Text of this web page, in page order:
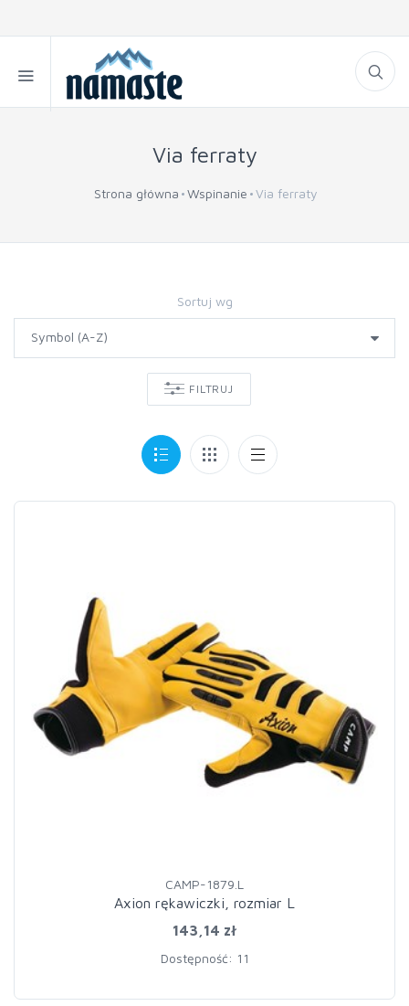
Via ferraty
Strona główna Wspinanie Via ferraty
Sortuj wg
FILTRUJ
CAMP-1879.L
Axion rękawiczki, rozmiar L
143,14 zł
Dostępność: 11